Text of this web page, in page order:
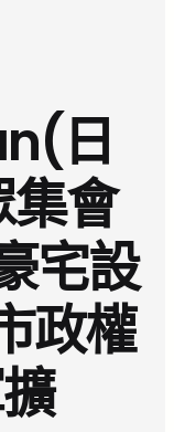
日
會
宅設
政權